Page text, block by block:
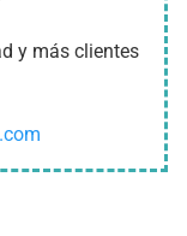
y más clientes